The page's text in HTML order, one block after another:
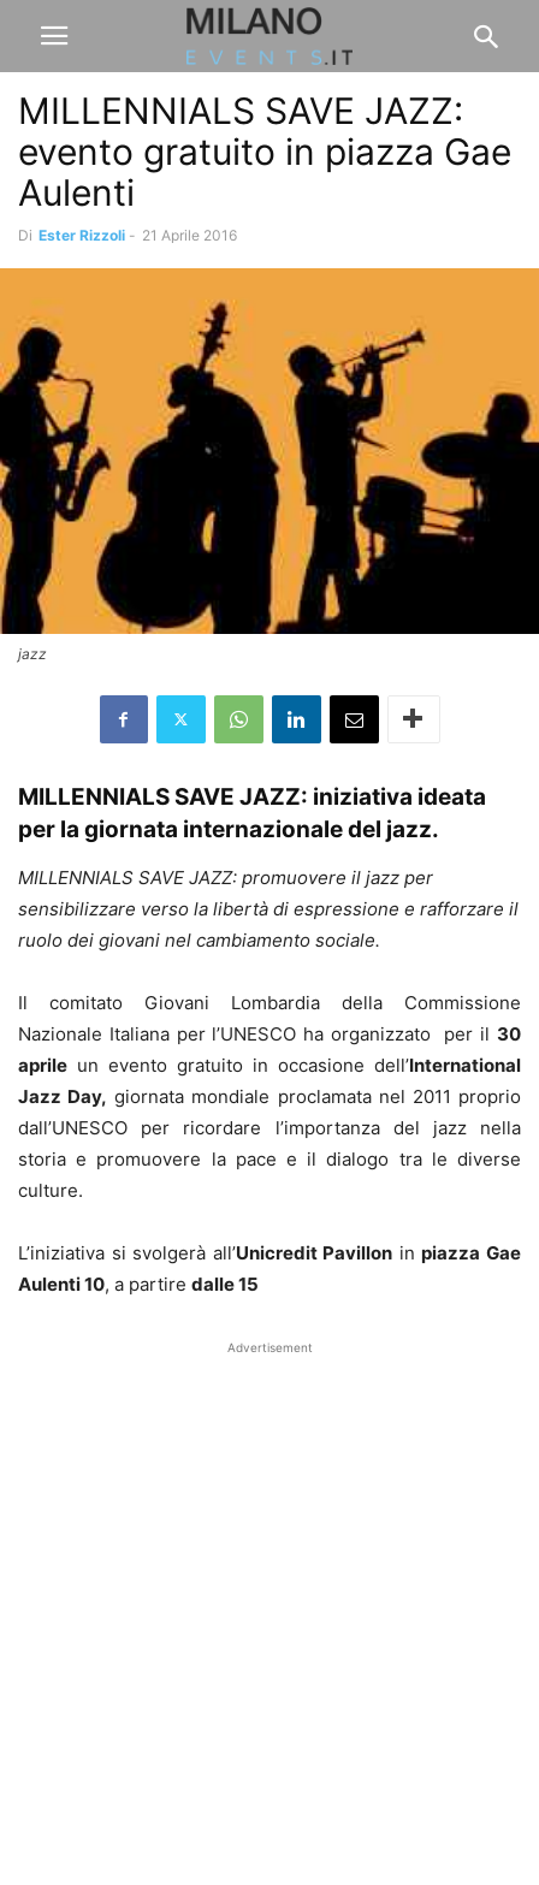
MILLENNIALS SAVE JAZZ:
evento gratuito in piazza Gae
Aulenti
Di Ester Rizzoli - 21 Aprile 2016
jazz
MILLENNIALS SAVE JAZZ: iniziativa ideata
per la giornata internazionale del jazz.
MILLENNIALS SAVE JAZZ: promuovere il jazz per
sensibilizzare verso la libertà di espressione e rafforzare il
ruolo dei giovani nel cambiamento sociale.
Il comitato Giovani Lombardia della Commissione
Nazionale Italiana per l’UNESCO ha organizzato per il 30
aprile un evento gratuito in occasione dell’International
Jazz Day, giornata mondiale proclamata nel 2011 proprio
dall’UNESCO per ricordare l’importanza del jazz nella
storia e promuovere la pace e il dialogo tra le diverse
culture.
L’iniziativa si svolgerà all’Unicredit Pavillon inpiazza Gae
Aulenti 10, a partire dalle 15
Advertisement